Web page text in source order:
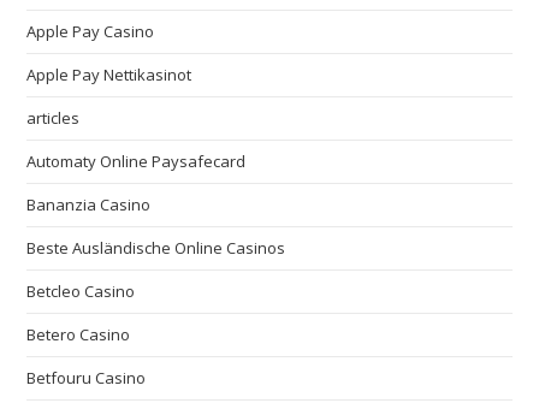
Apple Pay Casino
Apple Pay Nettikasinot
articles
Automaty Online Paysafecard
Bananzia Casino
Beste Ausländische Online Casinos
Betcleo Casino
Betero Casino
Betfouru Casino